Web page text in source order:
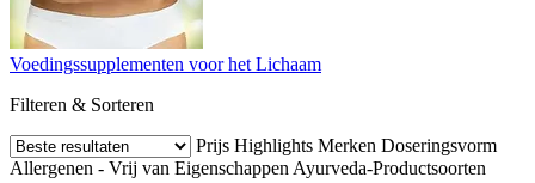
Voedingssupplementen voor het Lichaam
Filteren & Sorteren
Prijs Highlights Merken Doseringsvorm
Allergenen - Vrij van Eigenschappen Ayurveda-Productsoorten